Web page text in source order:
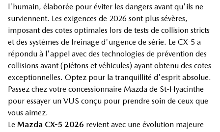
l'humain, élaborée pour éviter les dangers avant qu'ils ne
surviennent. Les exigences de 2026 sont plus sévères,
imposant des cotes optimales lors de tests de collision stricts
et des systèmes de freinage d'urgence de série. Le CX-5 a
répondu à l'appel avec des technologies de prévention des
collisions avant (piétons et véhicules) ayant obtenu des cotes
exceptionnelles. Optez pour la tranquillité d'esprit absolue.
Passez chez votre concessionnaire Mazda de St-Hyacinthe
pour essayer un VUS conçu pour prendre soin de ceux que
vous aimez.
Le Mazda CX-5 2026 revient avec une évolution majeure